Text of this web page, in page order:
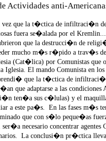
Actividades anti-
vez que la t�ctica de infiltraci�n de
fuera se�alada por el
que la destrucci�n de
mucho m�s r�pido a trav�s
(Cat�lica) por Comunistas que
Iglesia. El mando Comunista en los
que la t�ctica de
que adaptarse a las condiciones
ten�a sus c�lulas) y el
a este pa�s. En las fases m�s
que con s�lo peque�as
ser�a necesario concentrar agentes
La conclusi�n pr�ctica